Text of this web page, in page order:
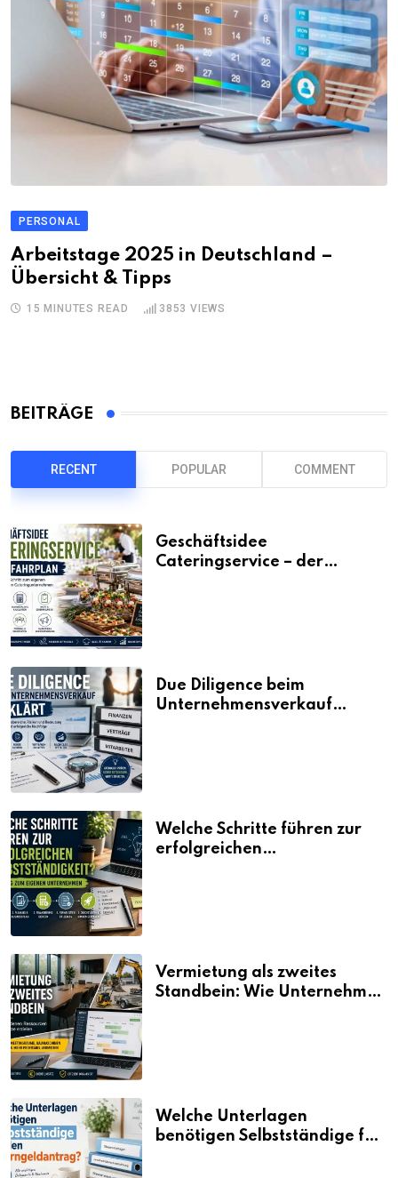
PERSONAL
Arbeitstage 2025 in Deutschland –
Übersicht & Tipps
15 MINUTES READ 3853 VIEWS
BEITRÄGE
RECENT POPULAR COMMENT
Geschäftsidee
Cateringservice – der
Due Diligence beim
Unternehmensverkauf
Welche Schritte führen zur
erfolgreichen
Vermietung als zweites
Standbein: Wie Unternehmen
Welche Unterlagen
benötigen Selbstständige für